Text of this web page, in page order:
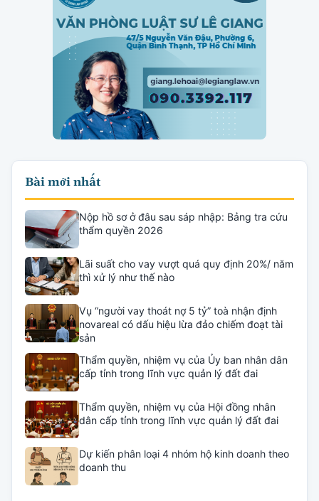
Bài mới nhất
Nộp hồ sơ ở đâu sau sáp nhập: Bảng tra cứu
thẩm quyền 2026
Lãi suất cho vay vượt quá quy định 20%/ năm
thì xử lý như thế nào
Vụ “người vay thoát nợ 5 tỷ” toà nhận định
novareal có dấu hiệu lừa đảo chiếm đoạt tài
sản
Thẩm quyền, nhiệm vụ của Ủy ban nhân dân
cấp tỉnh trong lĩnh vực quản lý đất đai
Thẩm quyền, nhiệm vụ của Hội đồng nhân
dân cấp tỉnh trong lĩnh vực quản lý đất đai
Dự kiến phân loại 4 nhóm hộ kinh doanh theo
doanh thu